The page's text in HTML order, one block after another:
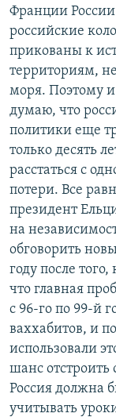
Франции России
российские
прикованы к
территориям,
моря. Поэтому
думаю, что
политики еще
только десять
расстаться с
потери. Все
президент
на
обговорить
году после
что главная
с 96-го по 99-й
ваххабитов, и
использовали
шанс
Россия должна
учитывать